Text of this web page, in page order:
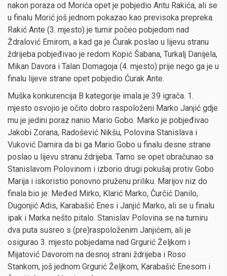
nakon poraza od Morića opet je pobjedio Antu Rakića, ali se
u finalu Morić još jednom pokazao kao previsoka prepreka.
Rakić Ante (3. mjesto) je turnir počeo pobjedom nad
Ždralović Emirom, a kad ga je Ćurak poslao u lijevu stranu
ždrijeba pobjeđivao je redom Kopić Šabana, Turkalj Danijela,
Mikan Davora i Talan Domagoja (4. mjesto) prije nego ga je u
finalu lijeve strane opet pobjedio Ćurak Ante.
Muška konkurencija B kategorije imala je 39 igrača. 1.
mjesto osvojio je očito dobro raspoloženi Marko Janjić gdje
mu je jedini poraz nanio Mario Gobo. Marko je pobjeđivao
Jakobi Zorana, Radošević Nikšu, Polovina Stanislava i
Vuković Damira da bi ga Mario Gobo u finalu desne strane
poslao u lijevu stranu ždrijeba. Tamo se opet obračunao sa
Stanislavom Polovinom i izborio drugi pokušaj protiv Gobo
Marija i iskoristio ponovno pruženu priliku. Marijov niz do
finala bio je: Međed Mirko, Klarić Marko, Čurčić Danilo,
Dugonjić Adis, Karabašić Enes i Janjić Marko, ali se u finalu
ipak i Marka nešto pitalo. Stanislav Polovina se na turniru
dva puta susreo s (pre)raspoloženim Janjićem, ali je
osigurao 3. mjesto pobjedama nad Grgurić Željkom i
Mijatović Davorom na desnoj strani ždrijeba i Roso
Stankom, još jednom Grgurić Željkom, Karabašić Enesom i